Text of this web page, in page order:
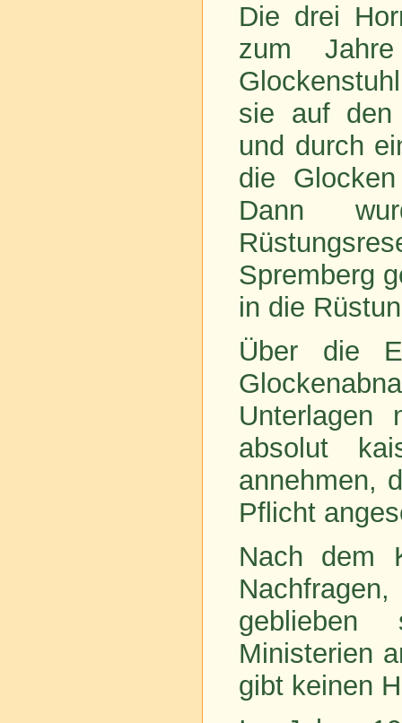
Die drei
zum
sie auf den
und durch
die
Dann
Spremberg
in die
Über die
Unterlagen
absolut
annehmen,
Pflicht
Nach dem
geblieben
Ministerien
gibt keinen